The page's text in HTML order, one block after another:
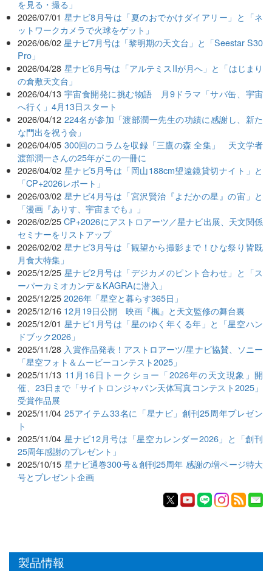
を見る・撮る」
2026/07/01 星ナビ8月号は「夏のおでかけダイアリー」と「ネ
ットワークカメラで火球をゲット」
2026/06/02 星ナビ7月号は「黎明期の天文台」と「Seestar S30
Pro」
2026/04/28 星ナビ6月号は「アルテミスIIが月へ」と「はじまり
の倉敷天文台」
2026/04/13 宇宙食開発に挑む物語 月9ドラマ「サバ缶、宇宙
へ行く」4月13日スタート
2026/04/12 224名が参加「渡部潤一先生の功績に感謝し、新た
な門出を祝う会」
2026/04/05 300回のコラムを収録「三鷹の森 全集」 天文学者
渡部潤一さんの25年がこの一冊に
2026/04/02 星ナビ5月号は「岡山188cm望遠鏡貸切ナイト」と
「CP+2026レポート」
2026/03/02 星ナビ4月号は「宮沢賢治『よだかの星』の宙」と
「漫画『ありす、宇宙までも』」
2026/02/25 CP+2026にアストロアーツ／星ナビ出展、天文関係
セミナーをリストアップ
2026/02/02 星ナビ3月号は「観望から撮影まで！ひな祭り皆既
月食大特集」
2025/12/25 星ナビ2月号は「デジカメのピント合わせ」と「ス
ーパーカミオカンデ＆KAGRAに潜入」
2025/12/25 2026年「星空と暮らす365日」
2025/12/16 12月19日公開 映画『楓』と天文監修の舞台裏
2025/12/01 星ナビ1月号は「星のゆく年くる年」と「星空ハン
ドブック2026」
2025/11/28 入賞作品発表！アストロアーツ/星ナビ協賛、ソニー
「星空フォト＆ムービーコンテスト2025」
2025/11/13 11月16日トークショー「2026年の天文現象」開
催、23日まで「サイトロンジャパン天体写真コンテスト2025」
受賞作品展
2025/11/04 25アイテム33名に「星ナビ」創刊25周年プレゼン
ト
2025/11/04 星ナビ12月号は「星空カレンダー2026」と「創刊
25周年感謝のプレゼント」
2025/10/15 星ナビ通巻300号＆創刊25周年 感謝の増ページ特大
号とプレゼント企画
製品情報